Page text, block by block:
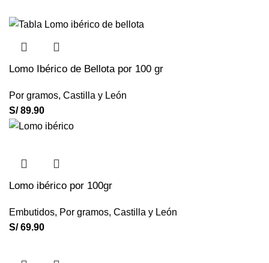
Lomo Ibérico de Bellota por 100 gr
Por gramos, Castilla y León
S/89.90
Lomo ibérico por 100gr
Embutidos, Por gramos, Castilla y León
S/69.90